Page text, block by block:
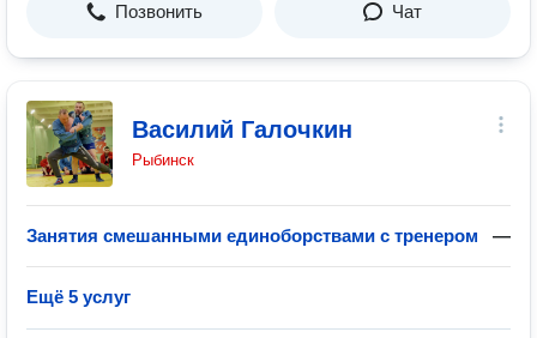
Позвонить Чат
Василий Галочкин
Рыбинск
Занятия смешанными единоборствами с тренером —
Ещё 5 услуг